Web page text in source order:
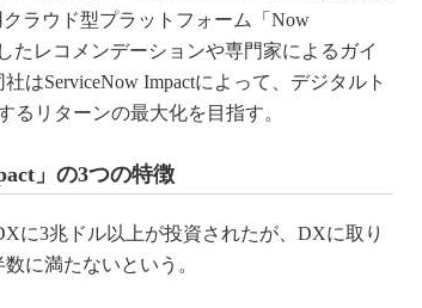
ラウド型プラットフォーム「Now
たレコメンデーションや専門家によるガイ
はServiceNow Impactによって、デジタルト
リターンの最大化を目指す。
」の3つの特徴
に3兆ドル以上が投資されたが、DXに取り
に満たないという。